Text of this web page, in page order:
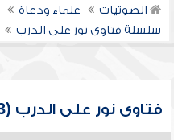
الصوتيات علماء ودعاة
سلسلة فتاوى نور على الدرب
فتاوى نور على الدرب (793)